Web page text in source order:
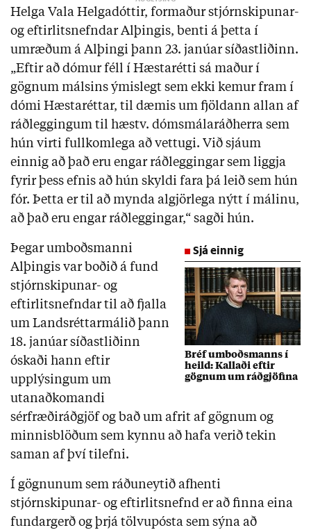
Helga Vala Helgadóttir, formaður stjórnskipunar-
og eftirlitsnefndar Alþingis, benti á þetta í
umræðum á Alþingi þann 23. janúar síðastliðinn.
„Eftir að dómur féll í Hæstarétti sá maður í
gögnum málsins ýmislegt sem ekki kemur fram í
dómi Hæstaréttar, til dæmis um fjöldann allan af
ráðleggingum til hæstv. dómsmálaráðherra sem
hún virti fullkomlega að vettugi. Við sjáum
einnig að það eru engar ráðleggingar sem liggja
fyrir þess efnis að hún skyldi fara þá leið sem hún
fór. Þetta er til að mynda algjörlega nýtt í málinu,
að það eru engar ráðleggingar,“ sagði hún.
Sjá einnig
Bréf umboðsmanns í
heild: Kallaði eftir
gögnum um ráðgjöfina
Þegar umboðsmanni
Alþingis var boðið á fund
stjórnskipunar- og
eftirlitsnefndar til að fjalla
um Landsréttarmálið þann
18. janúar síðastliðinn
óskaði hann eftir
upplýsingum um
utanaðkomandi
sérfræðiráðgjöf og bað um afrit af gögnum og
minnisblöðum sem kynnu að hafa verið tekin
saman af því tilefni.
Í gögnunum sem ráðuneytið afhenti
stjórnskipunar- og eftirlitsnefnd er að finna eina
fundargerð og þrjá tölvupósta sem sýna að